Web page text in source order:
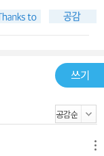
이라는 인류 문명의
에서 갈등하는 현대
포기할 수 없지만 몸
은 우리를 파괴하는
쓰기